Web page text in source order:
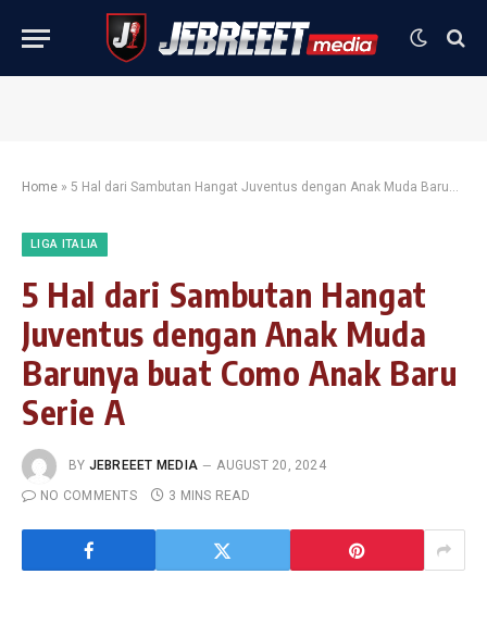
Home » 5 Hal dari Sambutan Hangat Juventus dengan Anak Muda Barunya buat Como Anak Baru Serie A
LIGA ITALIA
5 Hal dari Sambutan Hangat
Juventus dengan Anak Muda
Barunya buat Como Anak Baru
Serie A
BY JEBREEET MEDIA
AUGUST 20, 2024
NO COMMENTS
3 MINS READ